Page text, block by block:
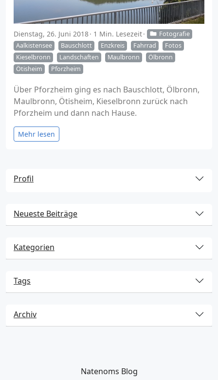
Dienstag, 26. Juni 2018 1 Min. Lesezeit
Fotografie
Aalkistensee
Bauschlott Enzkreis Fahrrad
Fotos
Kieselbronn
Landschaften Maulbronn
Ölbronn
Ötisheim
Pforzheim
Über Pforzheim ging es nach Bauschlott, Ölbronn,
Maulbronn, Ötisheim, Kieselbronn zurück nach
Pforzheim und dann nach Hause.
Mehr lesen
Profil
Neueste Beiträge
Kategorien
Tags
Archiv
Natenoms Blog